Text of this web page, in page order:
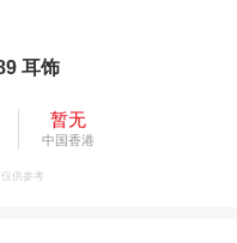
耳饰
暂无
中国香港
供参考